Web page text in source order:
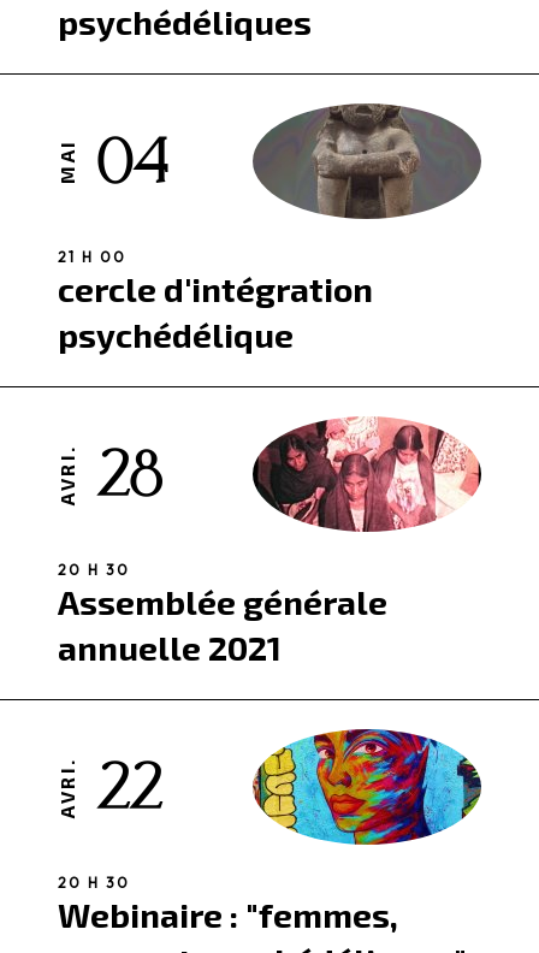
psychédéliques
MAI 04
21 H 00
cercle d'intégration
psychédélique
AVRI. 28
20 H 30
Assemblée générale
annuelle 2021
AVRI. 22
20 H 30
Webinaire : "femmes,